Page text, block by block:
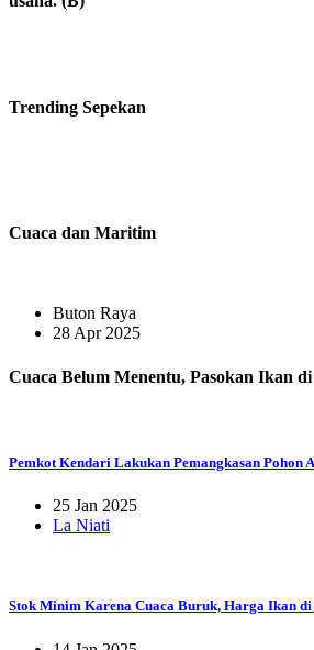
Trending Sepekan
Cuaca dan Maritim
Buton Raya
28 Apr 2025
Cuaca Belum Menentu, Pasokan Ikan di
Pemkot Kendari Lakukan Pemangkasan Pohon
25 Jan 2025
La Niati
Stok Minim Karena Cuaca Buruk, Harga Ikan